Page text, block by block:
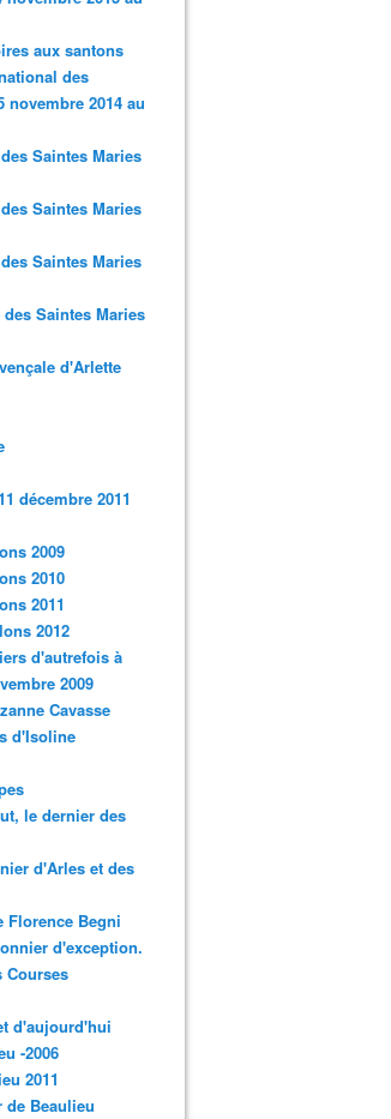
aux santons
des
2014 au
Saintes Maries
Saintes Maries
Saintes Maries
Saintes Maries
d'Arlette
décembre 2011
2009
2010
2011
2012
d'autrefois à
2009
Cavasse
d'Isoline
le dernier des
d'Arles et des
Florence Begni
d'exception.
Courses
d'aujourd'hui
-2006
2011
de Beaulieu